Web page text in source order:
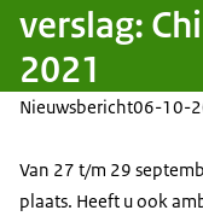
verslag:
2021
Nieuwsbericht06-10-
Van 27 t/m 29
plaats. Heeft u ook